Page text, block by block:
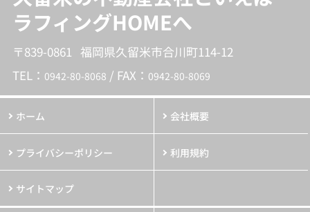
ラフィングHOMEへ
〒839-0861 福岡県久留米市合川町114-12
TEL： 0942-80-8068 / FAX： 0942-80-8069
ホーム 会社概要
プライバシーポリシー 利用規約
サイトマップ